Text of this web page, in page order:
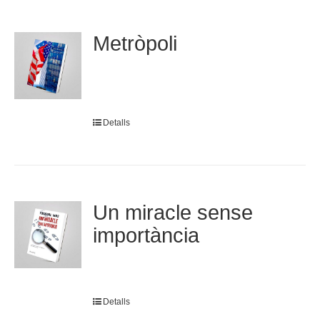
Metròpoli
Detalls
Un miracle sense
importància
Detalls